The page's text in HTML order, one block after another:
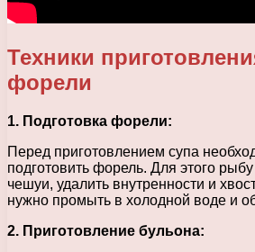
Техники
форели
1. Подготовка форели:
Перед приготовлением супа
подготовить форель. Для этого
чешуи, удалить внутренности и
нужно промыть в холодной воде и
2. Приготовление бульона: